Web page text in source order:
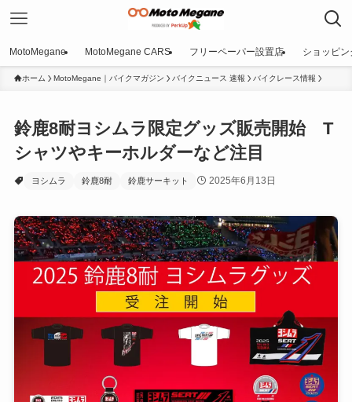
MotoMegane MotoMegane CARS フリーペーパー設置店 ショッピン
ホーム MotoMegane｜バイクマガジン バイクニュース 速報 バイクレース情報
鈴鹿8耐ヨシムラ限定グッズ販売開始 T
シャツやキーホルダーなど注目
ヨシムラ 鈴鹿8耐 鈴鹿サーキット 2025年6月13日